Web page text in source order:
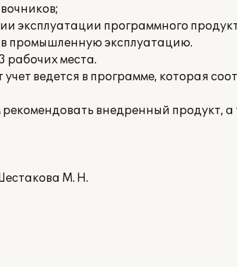
эксплуатации программного
промышленную эксплуатацию.
рабочих места.
ведется в программе, которая
внедренный продукт,
М. Н.